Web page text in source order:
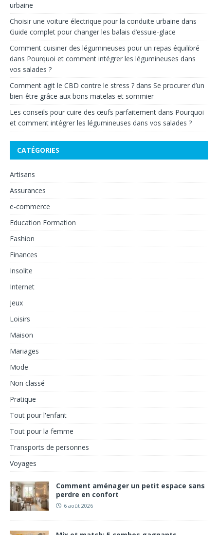
urbaine
Choisir une voiture électrique pour la conduite urbaine dans
Guide complet pour changer les balais d’essuie-glace
Comment cuisiner des légumineuses pour un repas équilibré
dans Pourquoi et comment intégrer les légumineuses dans
vos salades ?
Comment agit le CBD contre le stress ? dans Se procurer d’un
bien-être grâce aux bons matelas et sommier
Les conseils pour cuire des œufs parfaitement dans Pourquoi
et comment intégrer les légumineuses dans vos salades ?
CATÉGORIES
Artisans
Assurances
e-commerce
Education Formation
Fashion
Finances
Insolite
Internet
Jeux
Loisirs
Maison
Mariages
Mode
Non classé
Pratique
Tout pour l'enfant
Tout pour la femme
Transports de personnes
Voyages
Comment aménager un petit espace sans
perdre en confort
6 août 2026